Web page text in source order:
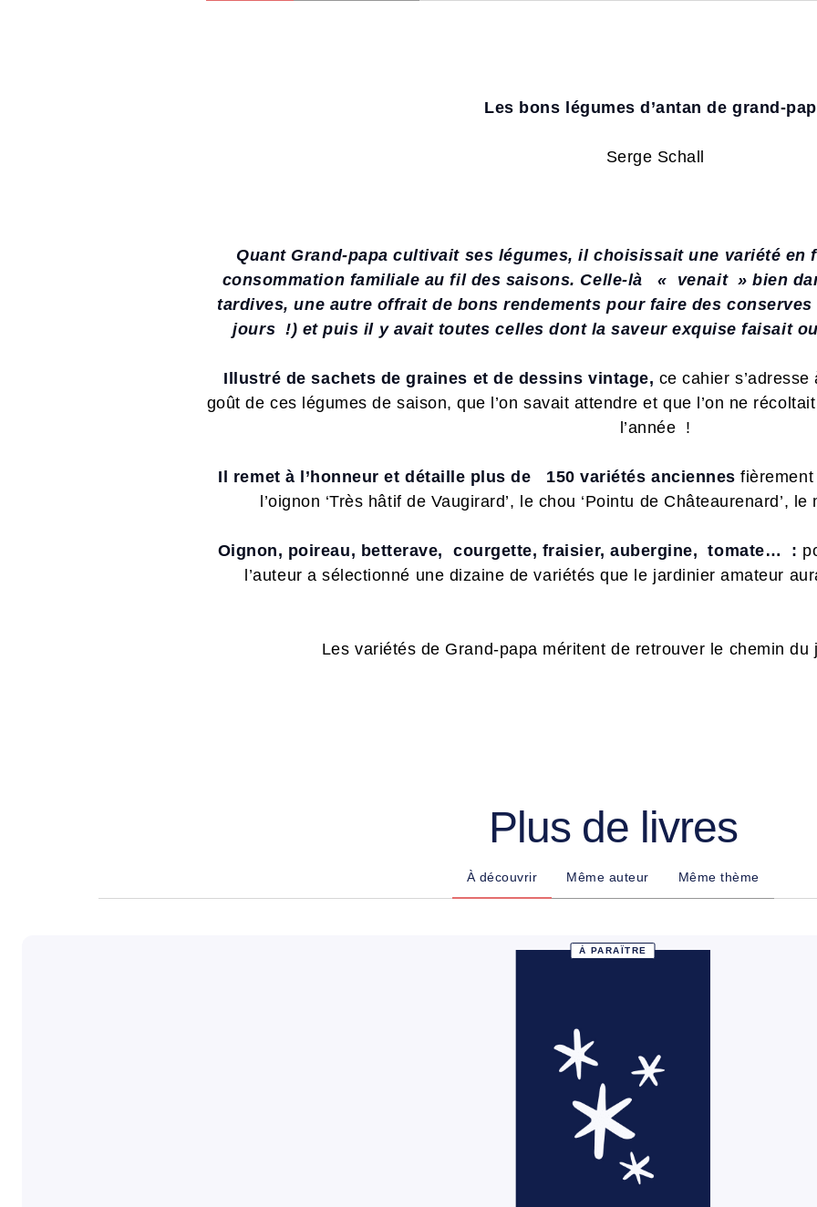
Les bons légumes d’antan de grand-
Serge Schall
Quant Grand-papa cultivait ses légumes, il choisissait une variété en
consommation familiale au fil des saisons. Celle-là « venait » bien
tardives, une autre offrait de bons rendements pour faire des
jours !) et puis il y avait toutes celles dont la saveur exquise faisait
Illustré de sachets de graines et de dessins vintage, ce cahier
goût de ces légumes de saison, que l’on savait attendre et que l’on ne
l’année !
Il remet à l’honneur et détaille plus de 150 variétés anciennes
l’oignon ‘Très hâtif de Vaugirard’, le chou ‘Pointu de Châteaurenard’,
Oignon, poireau, betterave, courgette, fraisier, aubergine, tomate… :
l’auteur a sélectionné une dizaine de variétés que le jardinier amateur
Les variétés de Grand-papa méritent de retrouver le chemin
Plus de livres
À découvrir Même auteur Même thème
À PARAÎTRE